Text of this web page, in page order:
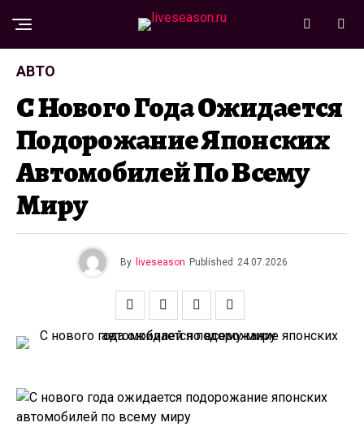
АВТО
С Нового Года Ожидается
Подорожание Японских
Автомобилей По Всему
Миру
By liveseason Published 24.07.2026